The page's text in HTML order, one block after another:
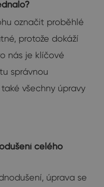
označit proběhlé
protože dokáží
nás je klíčové
správnou
všechny úpravy
celého
úprava se